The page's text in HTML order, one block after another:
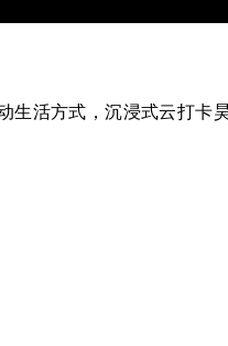
生活方式，沉浸式云打卡